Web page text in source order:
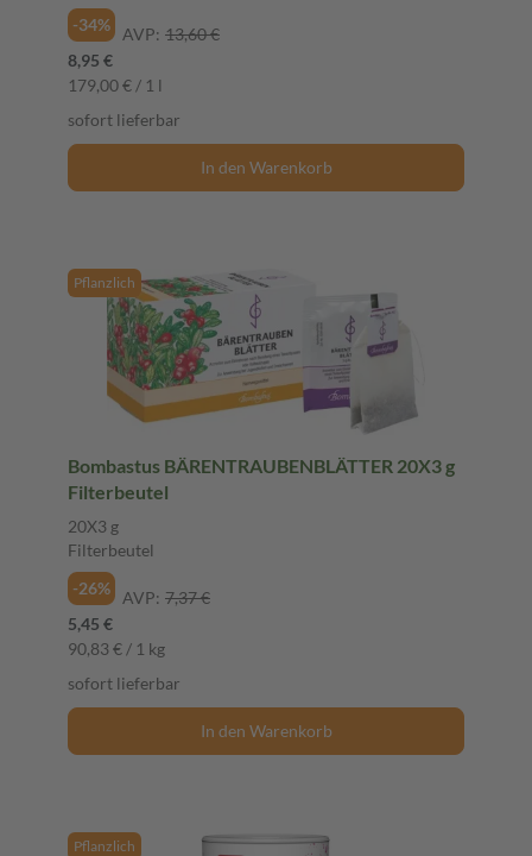
-34%
AVP: 13,60 €
8,95 €
179,00 € / 1 l
sofort lieferbar
In den Warenkorb
Pflanzlich
Bombastus BÄRENTRAUBENBLÄTTER 20X3 g
Filterbeutel
20X3 g
Filterbeutel
-26%
AVP: 7,37 €
5,45 €
90,83 € / 1 kg
sofort lieferbar
In den Warenkorb
Pflanzlich